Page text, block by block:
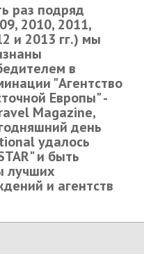
раз подряд
2010, 2011,
и 2013 гг.) мы
в
"Агентство
Европы" -
Magazine,
день
удалось
и быть
лучших
и агентств